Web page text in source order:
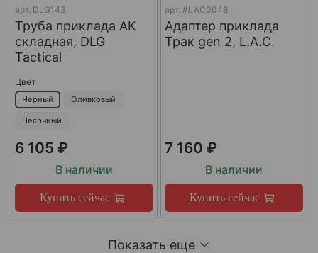
арт. DLG143
Труба приклада АК
складная, DLG
Tactical
Цвет
Черный Оливковый
Песочный
6 105 ₽
В наличии
Купить сейчас
арт. #LAC0048
Адаптер приклада
Трак gen 2, L.A.C.
7 160 ₽
В наличии
Купить сейчас
Показать еще